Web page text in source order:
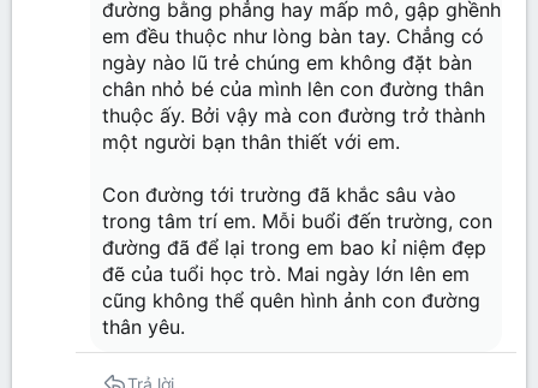
đường bằng phẳng hay mấp mô, gập ghềnh
em đều thuộc như lòng bàn tay. Chẳng có
ngày nào lũ trẻ chúng em không đặt bàn
chân nhỏ bé của mình lên con đường thân
thuộc ấy. Bởi vậy mà con đường trở thành
một người bạn thân thiết với em.
Con đường tới trường đã khắc sâu vào
trong tâm trí em. Mỗi buổi đến trường, con
đường đã để lại trong em bao kỉ niệm đẹp
đẽ của tuổi học trò. Mai ngày lớn lên em
cũng không thể quên hình ảnh con đường
thân yêu.
Trả lời